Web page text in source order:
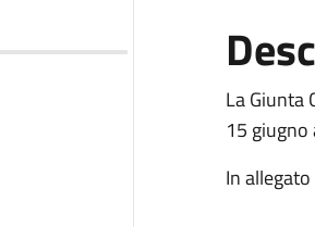
La Giunta
15
In